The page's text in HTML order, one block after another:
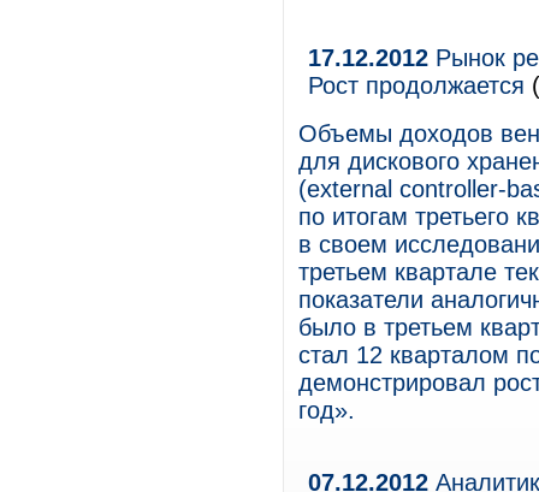
17.12.2012 Рынок
Рост продолжается
Объемы доходов
для дискового
(external controller-
по итогам третьего
в своем
третьем квартале
показатели
было в третьем
стал 12 кварталом
демонстрировал
год».
07.12.2012